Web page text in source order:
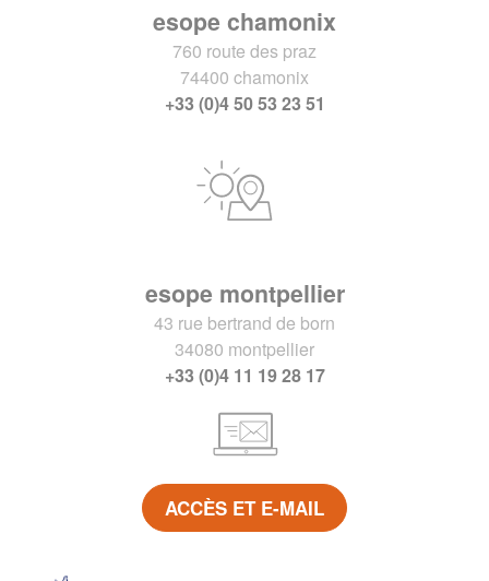
esope chamonix
760 route des praz
74400 chamonix
+33 (0)4 50 53 23 51
esope montpellier
43 rue bertrand de born
34080 montpellier
+33 (0)4 11 19 28 17
ACCÈS ET E-MAIL